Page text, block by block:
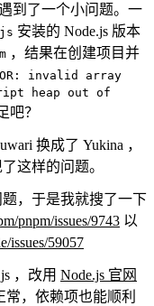
到了一个小问题。一
安装的 Node.js 版本
，结果在创建项目并
invalid array
heap out of
吧？
换成了 Yukina ，
这样的问题。
，于是我就搜了一下
pnpm/issues/9743 以
issues/59057
，改用 Node.js 官网
，依赖项也能顺利